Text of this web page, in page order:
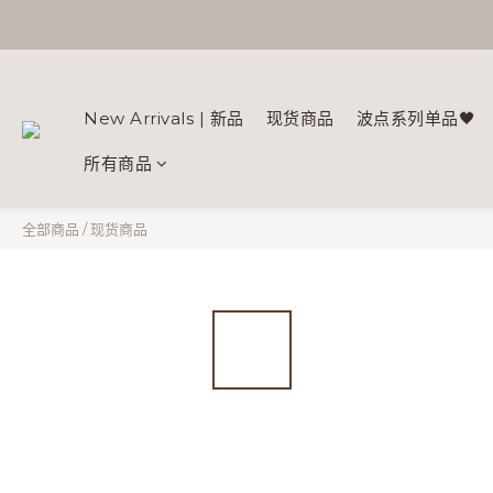
New Arrivals | 新品 现货商品 波点系列单品🖤
所有商品
全部商品 /现货商品